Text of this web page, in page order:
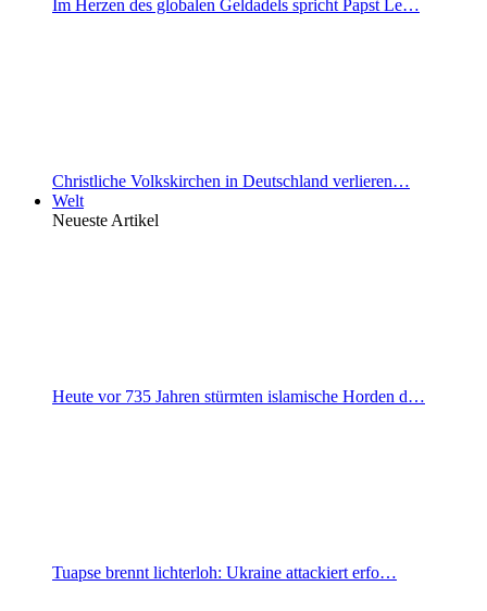
Im Herzen des globalen Geldadels spricht Papst Le…
Christliche Volkskirchen in Deutschland verlieren…
Welt
Neueste Artikel
Heute vor 735 Jahren stürmten islamische Horden d…
Tuapse brennt lichterloh: Ukraine attackiert erfo…